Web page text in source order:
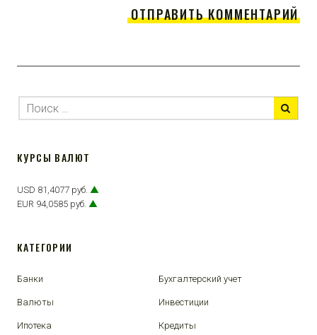
КУРСЫ ВАЛЮТ
USD 81,4077 руб. ▲
EUR 94,0585 руб. ▲
КАТЕГОРИИ
Банки Бухгалтерский учет
Валюты Инвестиции
Ипотека Кредиты